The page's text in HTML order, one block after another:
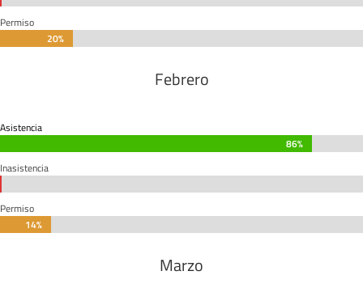
Permiso
20%
20%
Febrero
Asistencia
86%
86%
Inasistencia
Permiso
14%
14%
Marzo